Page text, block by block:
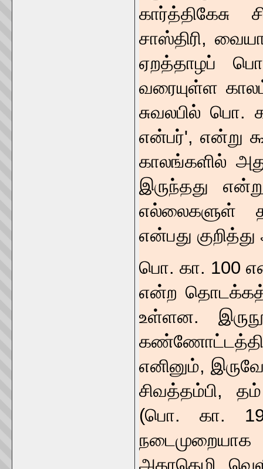
கார்த்திகேசு
சாஸ்திரி,
ஏறத்தாழப்
வரையுள்ள
சுவலபில் பொ.
என்பர்', என்று
காலங்களில்
இருந்தது
எல்லைகளுள்
என்பது
பொ. கா. 100
என்ற
உள்ளன.
எனினும்,
சிவத்தம்பி,
(பொ. கா.
அகாதெமி